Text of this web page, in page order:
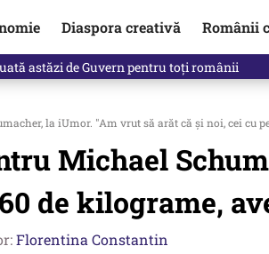
Diaspora creativă Românii
astăzi de Guvern pentru toți românii
la iUmor. "Am vrut să arăt că și noi, cei cu
Michael
de kilograme,
Florentina Constantin